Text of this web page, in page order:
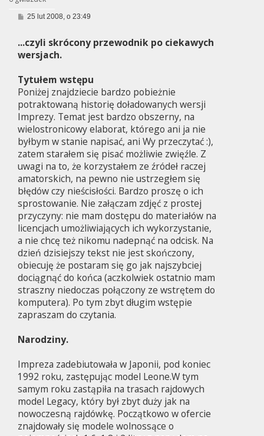
P
t
25 lut 2008, o 23:49
...czyli skrócony przewodnik po ciekawych
wersjach.
Tytułem wstępu
Poniżej znajdziecie bardzo pobieżnie
potraktowaną historię doładowanych wersji
Imprezy. Temat jest bardzo obszerny, na
wielostronicowy elaborat, którego ani ja nie
byłbym w stanie napisać, ani Wy przeczytać :),
zatem starałem się pisać możliwie zwięźle. Z
uwagi na to, że korzystałem ze źródeł raczej
amatorskich, na pewno nie ustrzegłem się
błędów czy nieścisłości. Bardzo proszę o ich
sprostowanie. Nie załączam zdjęć z prostej
przyczyny: nie mam dostępu do materiałów na
licencjach umożliwiających ich wykorzystanie,
a nie chcę też nikomu nadepnąć na odcisk. Na
dzień dzisiejszy tekst nie jest skończony,
obiecuję że postaram się go jak najszybciej
dociągnąć do końca (aczkolwiek ostatnio mam
straszny niedoczas połączony ze wstrętem do
komputera). Po tym zbyt długim wstępie
zapraszam do czytania.
Narodziny.
Impreza zadebiutowała w Japonii, pod koniec
1992 roku, zastępując model Leone.W tym
samym roku zastąpiła na trasach rajdowych
model Legacy, który był zbyt duży jak na
nowoczesną rajdówkę. Początkowo w ofercie
znajdowały się modele wolnossące o